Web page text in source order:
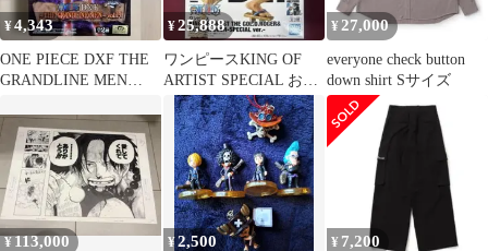
¥4,343
ONE PIECE DXF THE
GRANDLINE MEN
¥25,888
ワンピースKING OF
ARTIST SPECIAL おで
んフィギュア
¥ 27,000
everyone check button
down shirt Sサイズ
¥113,000 ¥2,500 ¥ 7,200